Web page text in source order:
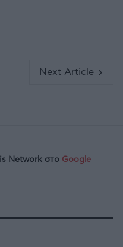
Network στο Google
Next Article